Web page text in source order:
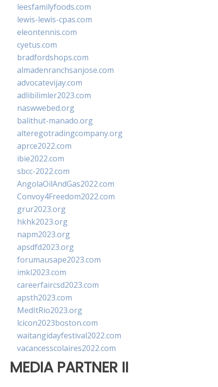
leesfamilyfoods.com
lewis-lewis-cpas.com
eleontennis.com
cyetus.com
bradfordshops.com
almadenranchsanjose.com
advocatevijay.com
adlibilimler2023.com
naswwebed.org
balithut-manado.org
alteregotradingcompany.org
aprce2022.com
ibie2022.com
sbcc-2022.com
AngolaOilAndGas2022.com
Convoy4Freedom2022.com
grur2023.org
hkhk2023.org
napm2023.org
apsdfd2023.org
forumausape2023.com
imkl2023.com
careerfaircsd2023.com
apsth2023.com
MedItRio2023.org
lcicon2023boston.com
waitangidayfestival2022.com
vacancesscolaires2022.com
MEDIA PARTNER II